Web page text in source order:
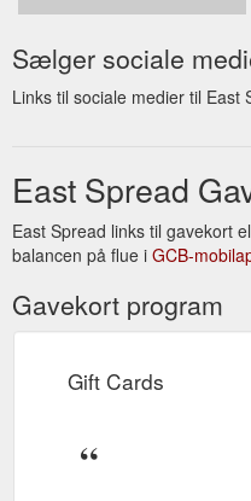
Sælger sociale
Links til sociale medier til East
East Spread
East Spread links til gavekort
balancen på flue i GCB-
Gavekort program
Gift Cards